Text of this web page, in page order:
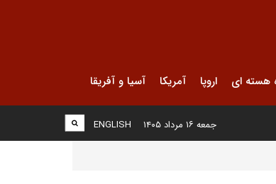
هسته ای اروپا آمریکا آسیا و آفریقا
ENGLISH جمعه ۱۶ مرداد ۱۴۰۵